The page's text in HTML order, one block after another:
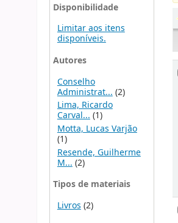
Disponibilidade
Limitar aos itens
disponíveis.
Autores
Conselho
Administrat... (2)
Lima, Ricardo
Carval...(1)
Motta, Lucas Varjão
(1)
Resende, Guilherme
M... (2)
Tipos de materiais
Livros (2)